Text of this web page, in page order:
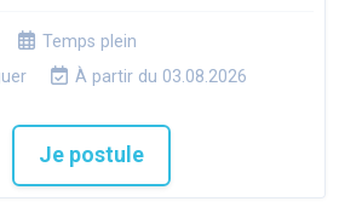
Temps plein
À partir du 03.08.2026
Je postule